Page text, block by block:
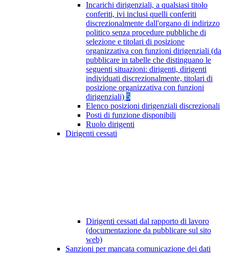
Incarichi dirigenziali, a qualsiasi titolo
conferiti, ivi inclusi quelli conferiti
discrezionalmente dall'organo di indirizzo
politico senza procedure pubbliche di
selezione e titolari di posizione
organizzativa con funzioni dirigenziali (da
pubblicare in tabelle che distinguano le
seguenti situazioni: dirigenti, dirigenti
individuati discrezionalmente, titolari di
posizione organizzativa con funzioni
dirigenziali) 5
Elenco posizioni dirigenziali discrezionali
Posti di funzione disponibili
Ruolo dirigenti
Dirigenti cessati
Dirigenti cessati dal rapporto di lavoro
(documentazione da pubblicare sul sito
web)
Sanzioni per mancata comunicazione dei dati